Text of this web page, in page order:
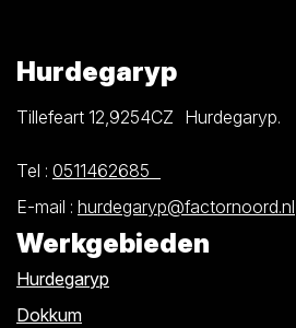
Hurdegaryp
Tillefeart 12,9254CZ Hurdegaryp.
Tel : 0511462685
E-mail : hurdegaryp@factornoord.nl
Werkgebieden
Hurdegaryp
Dokkum